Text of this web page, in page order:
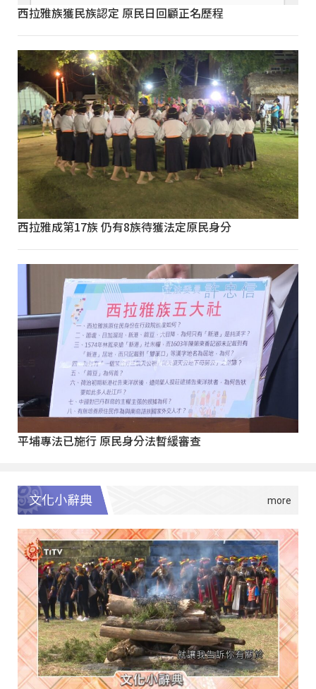
西拉雅族獲民族認定 原民日回顧正名歷程
西拉雅成第17族 仍有8族待獲法定原民身分
平埔專法已施行 原民身分法暫緩審查
文化小辭典